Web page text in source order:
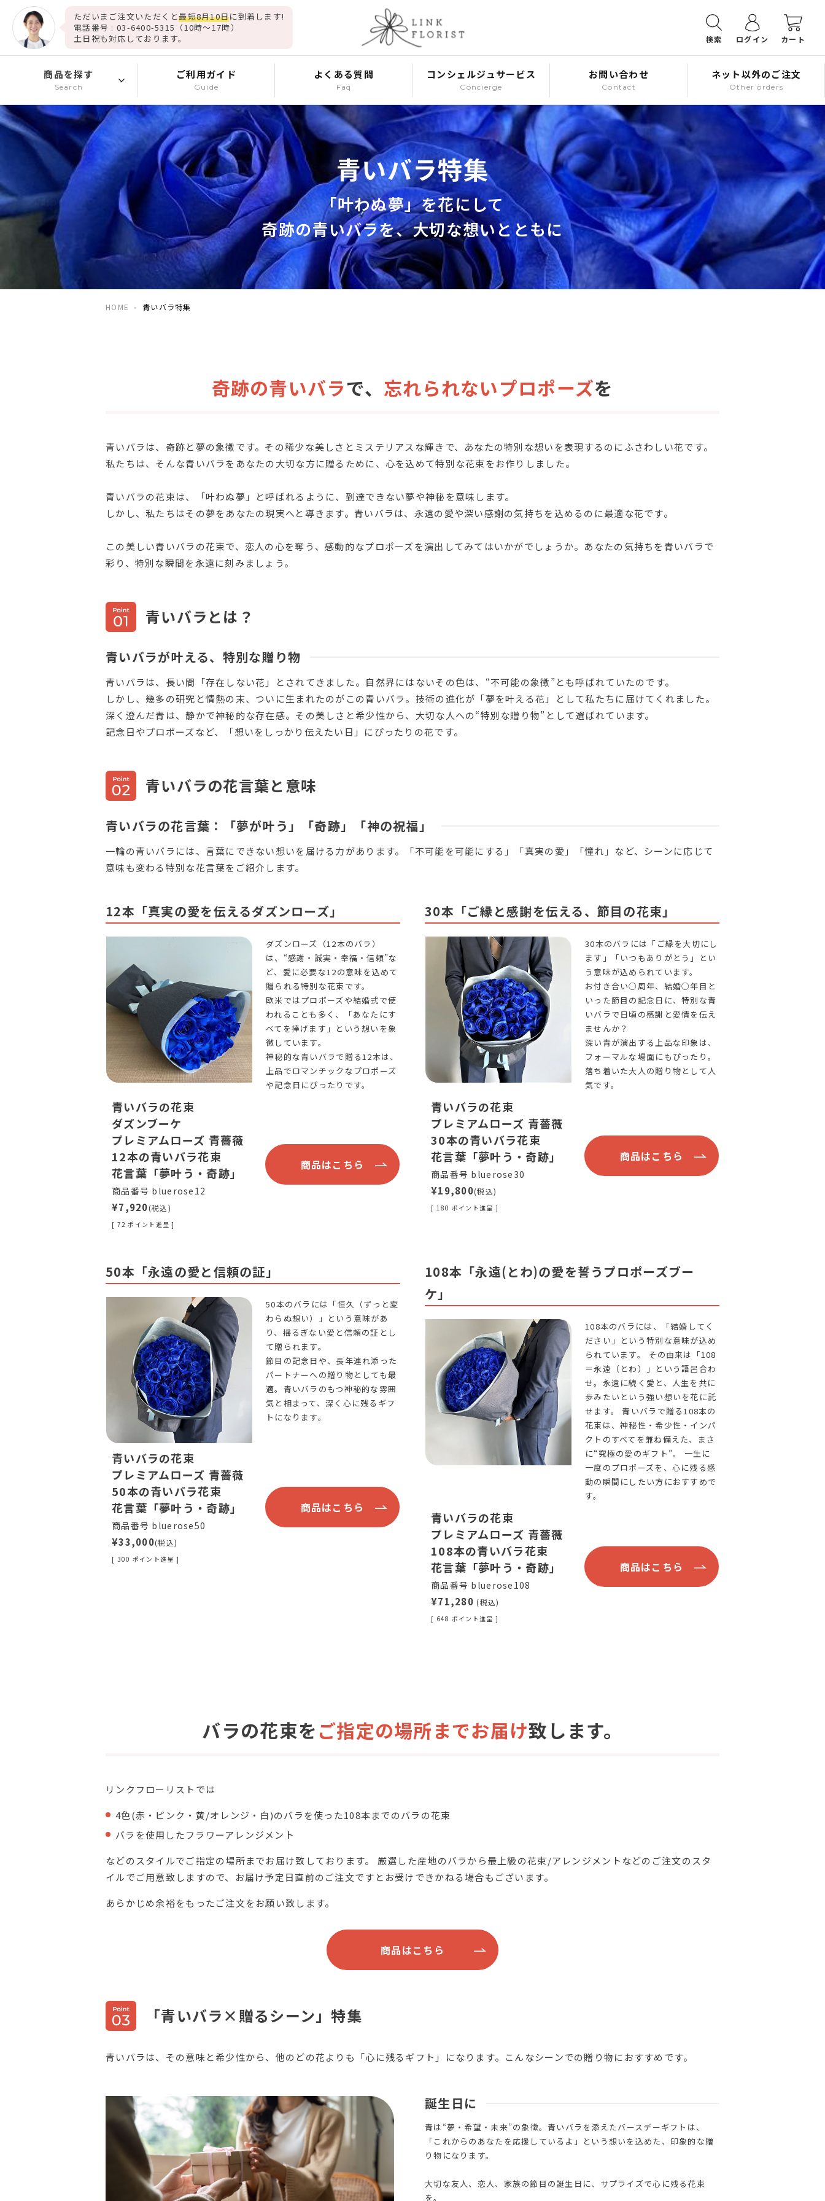
検索 ログイン カート
ただいまご注文いただくと最短8月10日に到着します!
電話番号 : 03-6400-5315（10時～17時）
土日祝も対応しております。
商品を探す
Search
ご利用ガイド
Guide
よくある質問
Faq
コンシェルジュサービス
Concierge
お問い合わせ
Contact
ネット以外のご注文
Other orders
青いバラ特集
「叶わぬ夢」を花にして
奇跡の青いバラを、大切な想いとともに
HOME 青いバラ特集
奇跡の青いバラで、 忘れられないプロポーズを
青いバラは、奇跡と夢の象徴です。その稀少な美しさとミステリアスな輝きで、あなたの特別な想いを表現するのにふさわしい花です。
私たちは、そんな青いバラをあなたの大切な方に贈るために、心を込めて特別な花束をお作りしました。
青いバラの花束は、「叶わぬ夢」と呼ばれるように、到達できない夢や神秘を意味します。
しかし、私たちはその夢をあなたの現実へと導きます。青いバラは、永遠の愛や深い感謝の気持ちを込めるのに最適な花です。
この美しい青いバラの花束で、恋人の心を奪う、感動的なプロポーズを演出してみてはいかがでしょうか。あなたの気持ちを青いバラで
彩り、特別な瞬間を永遠に刻みましょう。
青いバラとは？
青いバラが叶える、特別な贈り物
青いバラは、長い間「存在しない花」とされてきました。自然界にはないその色は、“不可能の象徴”とも呼ばれていたのです。
しかし、幾多の研究と情熱の末、ついに生まれたのがこの青いバラ。技術の進化が「夢を叶える花」として私たちに届けてくれました。
深く澄んだ青は、静かで神秘的な存在感。その美しさと希少性から、大切な人への“特別な贈り物”として選ばれています。
記念日やプロポーズなど、「想いをしっかり伝えたい日」にぴったりの花です。
青いバラの花言葉と意味
青いバラの花言葉：「夢が叶う」「奇跡」「神の祝福」
一輪の青いバラには、言葉にできない想いを届ける力があります。「不可能を可能にする」「真実の愛」「憧れ」など、シーンに応じて
意味も変わる特別な花言葉をご紹介します。
12本「真実の愛を伝えるダズンローズ」
ダズンローズ（12本のバラ）
は、“感謝・誠実・幸福・信頼”な
ど、愛に必要な12の意味を込めて
贈られる特別な花束です。
欧米ではプロポーズや結婚式で使
われることも多く、「あなたにす
べてを捧げます」という想いを象
徴しています。
神秘的な青いバラで贈る12本は、
上品でロマンチックなプロポーズ
や記念日にぴったりです。
青いバラの花束
ダズンブーケ
プレミアムローズ 青薔薇
12本の青いバラ花束
花言葉「夢叶う・奇跡」
商品番号 bluerose12
¥7,920(税込)
[ 72 ポイント進呈 ]
商品はこちら
30本「ご縁と感謝を伝える、節目の花束」
30本のバラには「ご縁を大切にし
ます」「いつもありがとう」とい
う意味が込められています。
お付き合い○周年、結婚○年目と
いった節目の記念日に、特別な青
いバラで日頃の感謝と愛情を伝え
ませんか？
深い青が演出する上品な印象は、
フォーマルな場面にもぴったり。
落ち着いた大人の贈り物として人
気です。
青いバラの花束
プレミアムローズ 青薔薇
30本の青いバラ花束
花言葉「夢叶う・奇跡」
商品番号 bluerose30
¥19,800(税込)
[ 180 ポイント進呈 ]
商品はこちら
50本「永遠の愛と信頼の証」
50本のバラには「恒久（ずっと変
わらぬ想い）」という意味があ
り、揺るぎない愛と信頼の証とし
て贈られます。
節目の記念日や、長年連れ添った
パートナーへの贈り物としても最
適。青いバラのもつ神秘的な雰囲
気と相まって、深く心に残るギフ
トになります。
青いバラの花束
プレミアムローズ 青薔薇
50本の青いバラ花束
花言葉「夢叶う・奇跡」
商品番号 bluerose50
¥33,000(税込)
[ 300 ポイント進呈 ]
商品はこちら
108本「永遠(とわ)の愛を誓うプロポーズブー
ケ」
108本のバラには、「結婚してく
ださい」という特別な意味が込め
られています。 その由来は「108
＝永遠（とわ）」という語呂合わ
せ。永遠に続く愛と、人生を共に
歩みたいという強い想いを花に託
せます。 青いバラで贈る108本の
花束は、神秘性・希少性・インパ
クトのすべてを兼ね備えた、まさ
に“究極の愛のギフト”。 一生に
一度のプロポーズを、心に残る感
動の瞬間にしたい方におすすめで
す。
青いバラの花束
プレミアムローズ 青薔薇
108本の青いバラ花束
花言葉「夢叶う・奇跡」
商品番号 bluerose108
¥71,280 (税込)
[ 648 ポイント進呈 ]
商品はこちら
バラの花束をご指定の場所までお届け致します。
リンクフローリストでは
4色(赤・ピンク・黄/オレンジ・白)のバラを使った108本までのバラの花束
バラを使用したフラワーアレンジメント
などのスタイルでご指定の場所までお届け致しております。 厳選した産地のバラから最上級の花束/アレンジメントなどのご注文のスタ
イルでご用意致しますので、お届け予定日直前のご注文ですとお受けできかねる場合もございます。
あらかじめ余裕をもったご注文をお願い致します。
商品はこちら
「青いバラ×贈るシーン」特集
青いバラは、その意味と希少性から、他のどの花よりも「心に残るギフト」になります。こんなシーンでの贈り物におすすめです。
誕生日に
青は“夢・希望・未来”の象徴。青いバラを添えたバースデーギフトは、
「これからのあなたを応援しているよ」という想いを込めた、印象的な贈
り物になります。
大切な友人、恋人、家族の節目の誕生日に、サプライズで心に残る花束
を。